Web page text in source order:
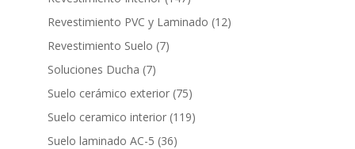
productos
Revestimiento PVC y Laminado 1212
Revestimiento Suelo 77
Soluciones Ducha 77
productos
Suelo cerámico exterior 7575
productos
Suelo ceramico interior 119119
Suelo laminado AC-5 3636